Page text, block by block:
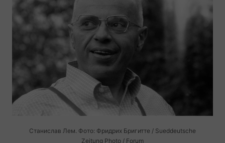
Станислав Лем. Фото: Фридрих Бригитте / Sueddeutsche
Zeitung Photo / Forum